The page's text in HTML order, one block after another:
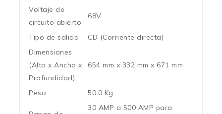
Voltaje de
circuito abierto
68V
Tipo de salida
CD (Corriente directa)
Dimensiones
(Alto x Ancho x
Profundidad)
654 mm x 332 mm x 671 mm
Peso 50.0 Kg
30 AMP a 500 AMP para